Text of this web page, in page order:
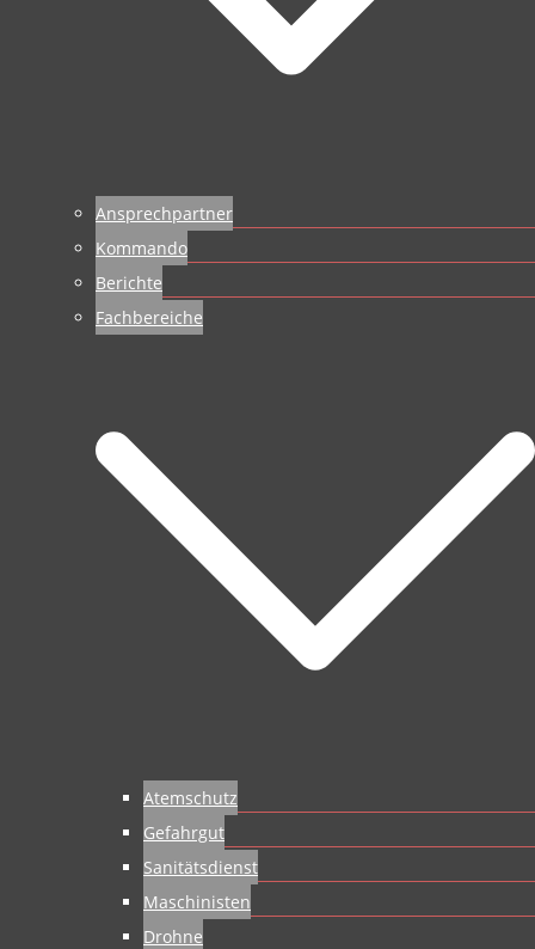
Ansprechpartner
Kommando
Berichte
Fachbereiche
Atemschutz
Gefahrgut
Sanitätsdienst
Maschinisten
Drohne